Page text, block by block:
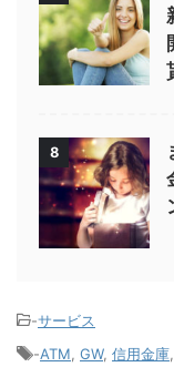
8
-サービス
-ATM GW, 信用金庫